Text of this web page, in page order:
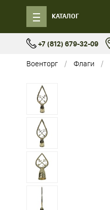
КАТАЛОГ
+7 (812) 679-32-09
Военторг Флаги